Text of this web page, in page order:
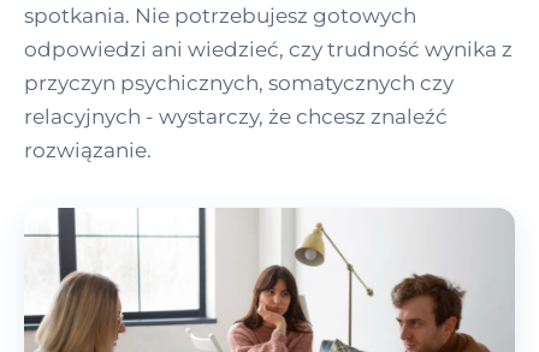
spotkania. Nie potrzebujesz gotowych
odpowiedzi ani wiedzieć, czy trudność wynika z
przyczyn psychicznych, somatycznych czy
relacyjnych - wystarczy, że chcesz znaleźć
rozwiązanie.